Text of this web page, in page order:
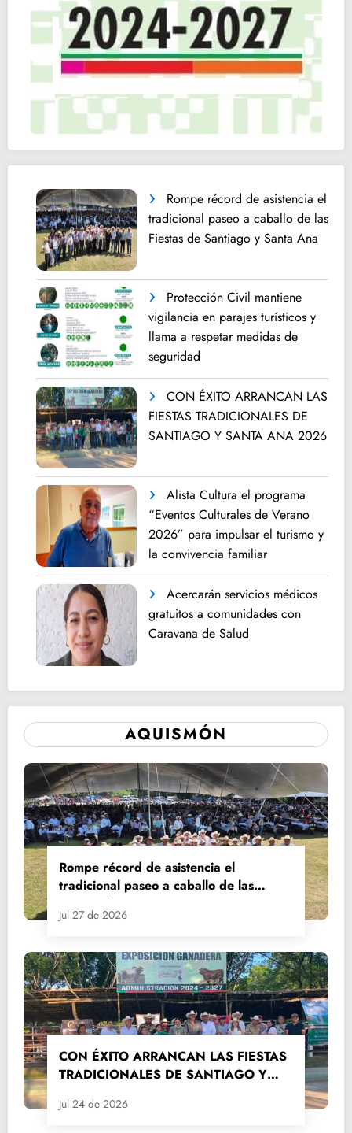
Rompe récord de asistencia el
tradicional paseo a caballo de las
Fiestas de Santiago y Santa Ana
Protección Civil mantiene
vigilancia en parajes turísticos y
llama a respetar medidas de
seguridad
CON ÉXITO ARRANCAN LAS
FIESTAS TRADICIONALES DE
SANTIAGO Y SANTA ANA 2026
Alista Cultura el programa
“Eventos Culturales de Verano
2026” para impulsar el turismo y
la convivencia familiar
Acercarán servicios médicos
gratuitos a comunidades con
Caravana de Salud
AQUISMÓN
Rompe récord de asistencia el
tradicional paseo a caballo de las
Fiestas de Santiago y Santa Ana
Jul 27 de 2026
CON ÉXITO ARRANCAN LAS FIESTAS
TRADICIONALES DE SANTIAGO Y
Jul 24 de 2026